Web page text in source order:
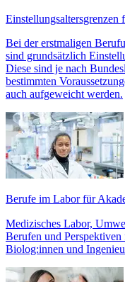
Einstellungsaltersgrenzen
Bei der erstmaligen
sind grundsätzlich
Diese sind je nach
bestimmten
auch aufgeweicht werden.
Berufe im Labor für
Medizisches Labor,
Berufen und
Biolog:innen und